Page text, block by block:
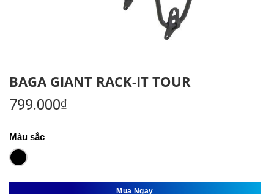
BAGA GIANT RACK-IT TOUR
799.000₫
Màu sắc
Mua Ngay